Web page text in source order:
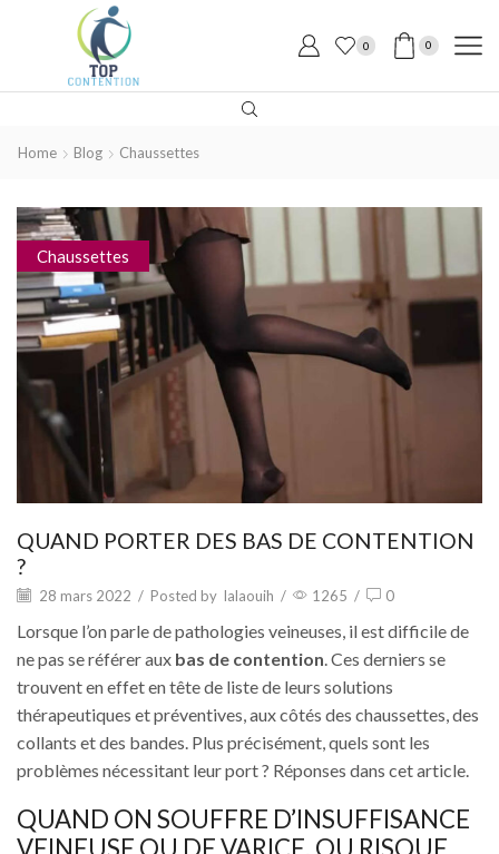
0 0
Home Blog Chaussettes
Chaussettes
QUAND PORTER DES BAS DE CONTENTION
?
28 mars 2022 / Posted by lalaouih / 1265 / 0
Lorsque l’on parle de pathologies veineuses, il est difficile de
ne pas se référer aux bas de contention. Ces derniers se
trouvent en effet en tête de liste de leurs solutions
thérapeutiques et préventives, aux côtés des chaussettes, des
collants et des bandes. Plus précisément, quels sont les
problèmes nécessitant leur port ? Réponses dans cet article.
QUAND ON SOUFFRE D’INSUFFISANCE
VEINEUSE OU DE VARICE, OU RISQUE